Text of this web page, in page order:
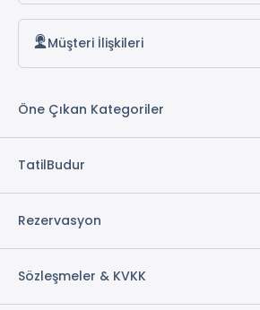
Müşteri İlişkileri
Öne Çıkan Kategoriler
TatilBudur
Rezervasyon
Sözleşmeler & KVKK